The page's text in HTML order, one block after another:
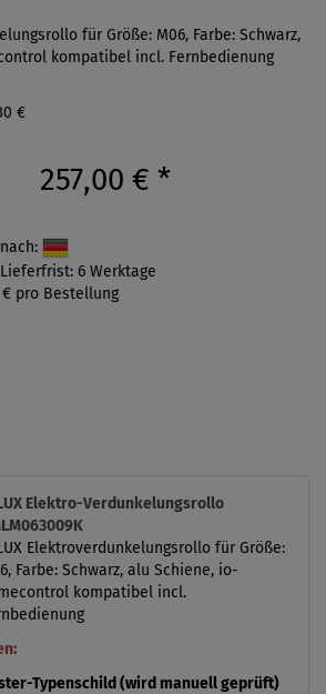
für Größe: M06, Farbe: Schwarz,
kompatibel incl. Fernbedienung
€
257,00 € *
Lieferfrist: 6 Werktage
pro Bestellung
Elektro-Verdunkelungsrollo
Elektroverdunkelungsrollo für Größe:
Farbe: Schwarz, alu Schiene, io-
kompatibel incl.
Typenschild (wird manuell geprüft)